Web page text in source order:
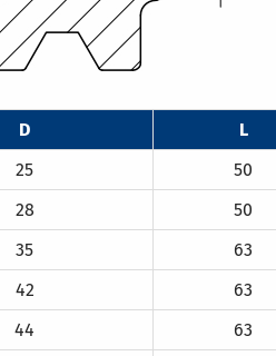
D L
25 50
28 50
35 63
42 63
44 63